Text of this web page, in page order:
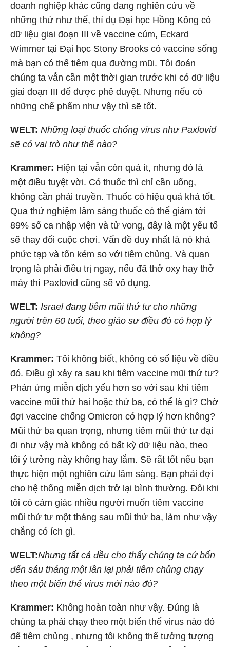
doanh nghiệp khác cũng đang nghiên cứu về
những thứ như thế, thí dụ Đại học Hồng Kông có
dữ liệu giai đoạn III về vaccine cúm, Eckard
Wimmer tại Đại học Stony Brooks có vaccine sống
mà bạn có thể tiêm qua đường mũi. Tôi đoán
chúng ta vẫn cần một thời gian trước khi có dữ liệu
giai đoạn III để được phê duyệt. Nhưng nếu có
những chế phẩm như vậy thì sẽ tốt.
WELT: Những loại thuốc chống virus như Paxlovid
sẽ có vai trò như thế nào?
Krammer: Hiện tại vẫn còn quá ít, nhưng đó là
một điều tuyệt vời. Có thuốc thì chỉ cần uống,
không cần phải truyền. Thuốc có hiệu quả khá tốt.
Qua thử nghiệm lâm sàng thuốc có thể giảm tới
89% số ca nhập viện và tử vong, đây là một yếu tố
sẽ thay đổi cuộc chơi. Vấn đề duy nhất là nó khá
phức tạp và tốn kém so với tiêm chủng. Và quan
trọng là phải điều trị ngay, nếu đã thở oxy hay thở
máy thì Paxlovid cũng sẽ vô dụng.
WELT: Israel đang tiêm mũi thứ tư cho những
người trên 60 tuổi, theo giáo sư điều đó có hợp lý
không?
Krammer: Tôi không biết, không có số liệu về điều
đó. Điều gì xảy ra sau khi tiêm vaccine mũi thứ tư?
Phản ứng miễn dịch yếu hơn so với sau khi tiêm
vaccine mũi thứ hai hoặc thứ ba, có thể là gì? Chờ
đợi vaccine chống Omicron có hợp lý hơn không?
Mũi thứ ba quan trọng, nhưng tiêm mũi thứ tư đại
đi như vậy mà không có bất kỳ dữ liệu nào, theo
tôi ý tưởng này không hay lắm. Sẽ rất tốt nếu bạn
thực hiện một nghiên cứu lâm sàng. Bạn phải đợi
cho hệ thống miễn dịch trở lại bình thường. Đôi khi
tôi có cảm giác nhiều người muốn tiêm vaccine
mũi thứ tư một tháng sau mũi thứ ba, làm như vậy
chẳng có ích gì.
WELT:Nhưng tất cả đều cho thấy chúng ta cứ bốn
đến sáu tháng một lần lại phải tiêm chủng chạy
theo một biến thể virus mới nào đó?
Krammer: Không hoàn toàn như vậy. Đúng là
chúng ta phải chạy theo một biến thể virus nào đó
để tiêm chủng , nhưng tôi không thể tưởng tượng